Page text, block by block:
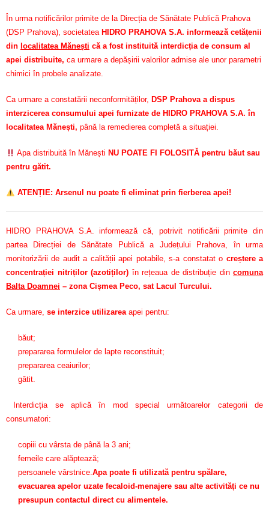
În urma notificărilor primite de la Direcția de Sănătate Publică Prahova
(DSP Prahova), societatea HIDRO PRAHOVA S.A. informează cetățenii
din localitatea Mănești că a fost instituită interdicția de consum al
apei distribuite, ca urmare a depășirii valorilor admise ale unor parametri
chimici în probele analizate.
Ca urmare a constatării neconformităților, DSP Prahova a dispus
interzicerea consumului apei furnizate de HIDRO PRAHOVA S.A. în
localitatea Mănești, până la remedierea completă a situației.
Apa distribuită în Mănești NU POATE FI FOLOSITĂ pentru băut sau
pentru gătit.
ATENȚIE: Arsenul nu poate fi eliminat prin fierberea apei!
HIDRO PRAHOVA S.A. informează că, potrivit notificării primite din
partea Direcției de Sănătate Publică a Județului Prahova, în urma
monitorizării de audit a calității apei potabile, s-a constatat o creștere a
concentrației nitriților (azotiților) în rețeaua de distribuție din comuna
Balta Doamnei – zona Cișmea Peco, sat Lacul Turcului.
Ca urmare, se interzice utilizarea apei pentru:
băut;
prepararea formulelor de lapte reconstituit;
prepararea ceaiurilor;
gătit.
Interdicția se aplică în mod special următoarelor categorii de
consumatori:
copiii cu vârsta de până la 3 ani;
femeile care alăptează;
persoanele vârstnice. Apa poate fi utilizată pentru spălare,
evacuarea apelor uzate fecaloid-menajere sau alte activități ce nu
presupun contactul direct cu alimentele.